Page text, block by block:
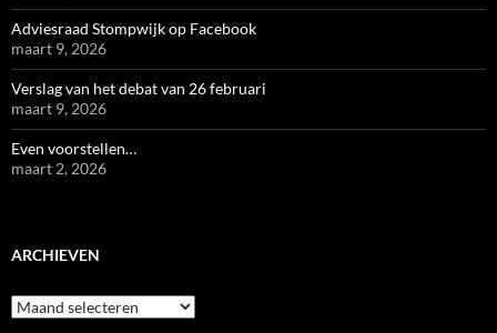
Adviesraad Stompwijk op Facebook
maart 9, 2026
Verslag van het debat van 26 februari
maart 9, 2026
Even voorstellen…
maart 2, 2026
ARCHIEVEN
Archieven